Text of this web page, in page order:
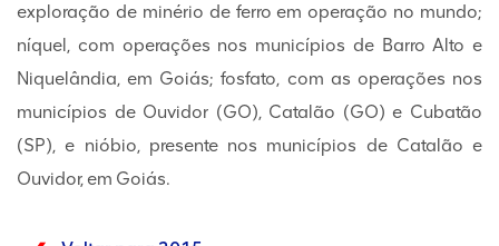
exploração de minério de ferro em operação no mundo;
níquel, com operações nos municípios de Barro Alto e
Niquelândia, em Goiás; fosfato, com as operações nos
municípios de Ouvidor (GO), Catalão (GO) e Cubatão
(SP), e nióbio, presente nos municípios de Catalão e
Ouvidor, em Goiás.